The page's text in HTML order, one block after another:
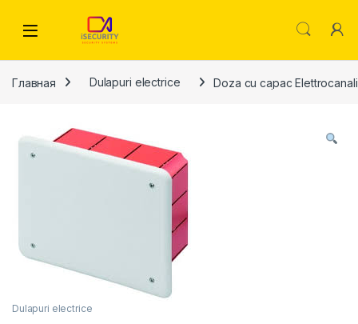
Главная Dulapuri electrice Doza cu capac
Dulapuri electrice